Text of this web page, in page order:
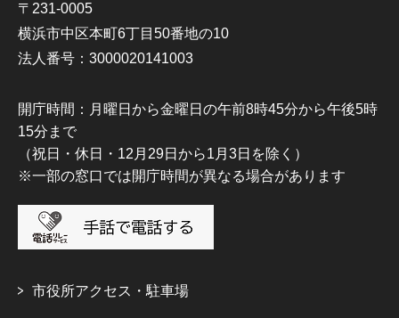
〒231-0005
横浜市中区本町6丁目50番地の10
法人番号：3000020141003
開庁時間：月曜日から金曜日の午前8時45分から午後5時
15分まで
（祝日・休日・12月29日から1月3日を除く）
※一部の窓口では開庁時間が異なる場合があります
市役所アクセス・駐車場